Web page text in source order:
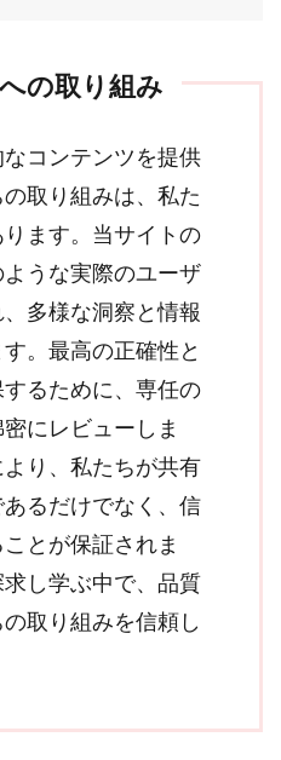
の取り組み
コンテンツを提供
取り組みは、私た
ます。当サイトの
うな実際のユーザ
多様な洞察と情報
。最高の正確性と
するために、専任の
にレビューしま
り、私たちが共有
るだけでなく、信
とが保証されま
し学ぶ中で、品質
取り組みを信頼し